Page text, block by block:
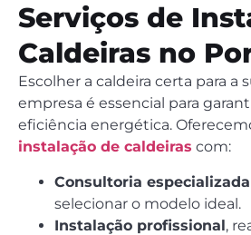
Serviços de
Caldeiras no
Escolher a caldeira certa para a
empresa é essencial para
eficiência energética.
instalação de caldeiras com:
Consultoria especializada
selecionar o modelo ideal.
Instalação profissional,